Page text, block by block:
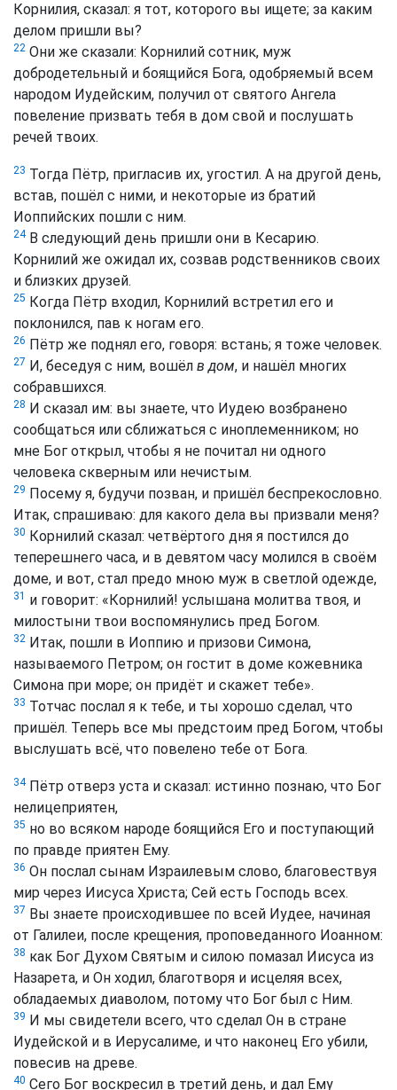
Корнилия, сказал: я тот, которого вы ищете; за каким
делом пришли вы?
22 Они же сказали: Корнилий сотник, муж
добродетельный и боящийся Бога, одобряемый всем
народом Иудейским, получил от святого Ангела
повеление призвать тебя в дом свой и послушать
речей твоих.
23 Тогда Пётр, пригласив их, угостил. А на другой день,
встав, пошёл с ними, и некоторые из братий
Иоппийских пошли с ним.
24В следующий день пришли они в Кесарию.
Корнилий же ожидал их, созвав родственников своих
и близких друзей.
25 Когда Пётр входил, Корнилий встретил его и
поклонился, пав к ногам его.
26 Пётр же поднял его, говоря: встань; я тоже человек.
27 И, беседуя с ним, вошёл в дом, и нашёл многих
собравшихся.
28 И сказал им: вы знаете, что Иудею возбранено
сообщаться или сближаться с иноплеменником; но
мне Бог открыл, чтобы я не почитал ни одного
человека скверным или нечистым.
29 Посему я, будучи позван, и пришёл беспрекословно.
Итак, спрашиваю: для какого дела вы призвали меня?
30 Корнилий сказал: четвёртого дня я постился до
теперешнего часа, и в девятом часу молился в своём
доме, и вот, стал предо мною муж в светлой одежде,
31 и говорит: «Корнилий! услышана молитва твоя, и
милостыни твои воспомянулись пред Богом.
32 Итак, пошли в Иоппию и призови Симона,
называемого Петром; он гостит в доме кожевника
Симона при море; он придёт и скажет тебе».
33 Тотчас послал я к тебе, и ты хорошо сделал, что
пришёл. Теперь все мы предстоим пред Богом, чтобы
выслушать всё, что повелено тебе от Бога.
34Пётр отверз уста и сказал: истинно познаю, что Бог
нелицеприятен,
35 но во всяком народе боящийся Его и поступающий
по правде приятен Ему.
36 Он послал сынам Израилевым слово, благовествуя
мир через Иисуса Христа; Сей есть Господь всех.
37 Вы знаете происходившее по всей Иудее, начиная
от Галилеи, после крещения, проповеданного Иоанном:
38 как Бог Духом Святым и силою помазал Иисуса из
Назарета, и Он ходил, благотворя и исцеляя всех,
обладаемых диаволом, потому что Бог был с Ним.
39 И мы свидетели всего, что сделал Он в стране
Иудейской и в Иерусалиме, и что наконец Его убили,
повесив на древе.
40 Сего Бог воскресил в третий день, и дал Ему